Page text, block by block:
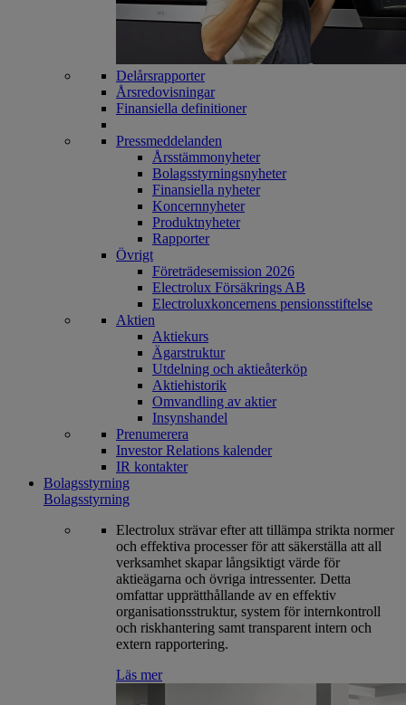
Delårsrapporter
Årsredovisningar
Finansiella definitioner
Pressmeddelanden
Årsstämmonyheter
Bolagsstyrningsnyheter
Finansiella nyheter
Koncernnyheter
Produktnyheter
Rapporter
Övrigt
Företrädesemission 2026
Electrolux Försäkrings AB
Electroluxkoncernens pensionsstiftelse
Aktien
Aktiekurs
Ägarstruktur
Utdelning och aktieåterköp
Aktiehistorik
Omvandling av aktier
Insynshandel
Prenumerera
Investor Relations kalender
IR kontakter
Bolagsstyrning
Bolagsstyrning
Electrolux strävar efter att tillämpa strikta normer
och effektiva processer för att säkerställa att all
verksamhet skapar långsiktigt värde för
aktieägarna och övriga intressenter. Detta
omfattar upprätthållande av en effektiv
organisationsstruktur, system för internkontroll
och riskhantering samt transparent intern och
extern rapportering.
Läs mer